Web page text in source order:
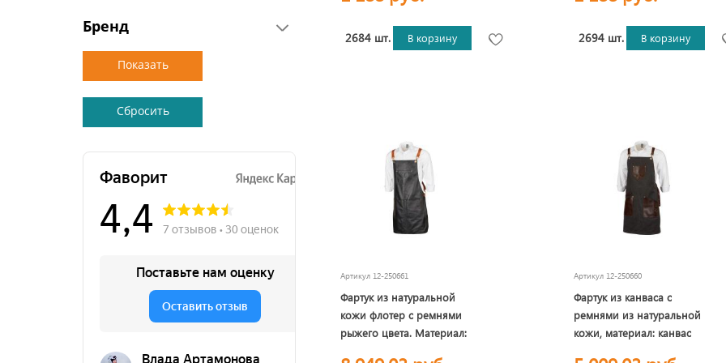
Бренд
2684 шт. В корзину 2694 шт. В корзину
Артикул 12-250661
Фартук из натуральной
кожи флотер с ремнями
рыжего цвета. Материал:
Артикул 12-250660
Фартук из канваса с
ремнями из натуральной
кожи, материал: канвас